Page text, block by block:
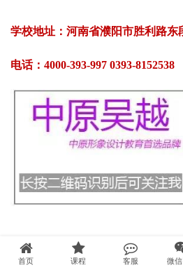
学校地址：河南省濮阳市胜利路东
电话：4000-393-997 0393-8152538
点击下方阅读原文即可在线报名
首页 课程 客服 微